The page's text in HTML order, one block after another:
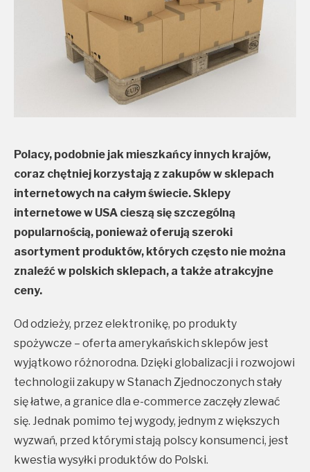
Polacy, podobnie jak mieszkańcy innych krajów,
coraz chętniej korzystają z zakupów w sklepach
internetowych na całym świecie. Sklepy
internetowe w USA cieszą się szczególną
popularnością, ponieważ oferują szeroki
asortyment produktów, których często nie można
znaleźć w polskich sklepach, a także atrakcyjne
ceny.
Od odzieży, przez elektronikę, po produkty
spożywcze – oferta amerykańskich sklepów jest
wyjątkowo różnorodna. Dzięki globalizacji i rozwojowi
technologii zakupy w Stanach Zjednoczonych stały
się łatwe, a granice dla e-commerce zaczęły zlewać
się. Jednak pomimo tej wygody, jednym z większych
wyzwań, przed którymi stają polscy konsumenci, jest
kwestia wysyłki produktów do Polski.